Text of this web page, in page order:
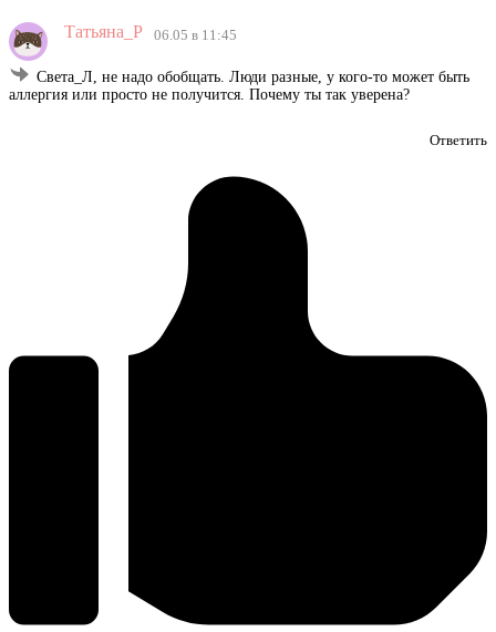
Татьяна_Р 06.05 в 11:45
Света_Л, не надо обобщать. Люди разные, у кого-то может быть
аллергия или просто не получится. Почему ты так уверена?
Ответить